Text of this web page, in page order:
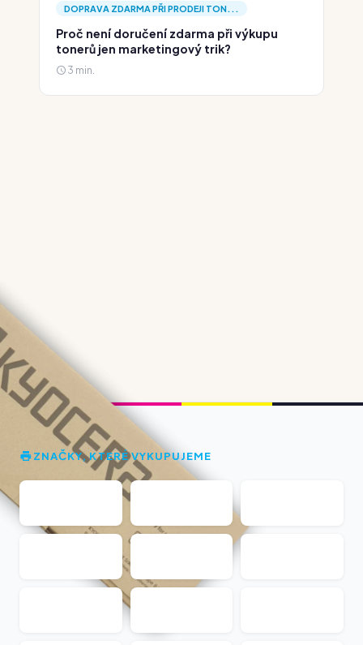
DOPRAVA ZDARMA PŘI PRODEJI TON...
Proč není doručení zdarma při výkupu
tonerů jen marketingový trik?
3 min.
ZNAČKY, KTERÉ VYKUPUJEME